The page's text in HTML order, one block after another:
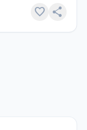
favorite share